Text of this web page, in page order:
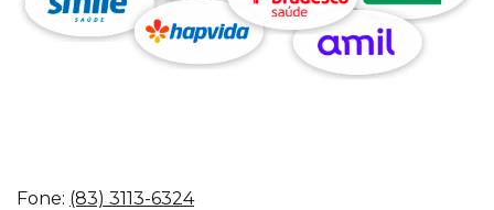
Fone: (83) 3113-6324